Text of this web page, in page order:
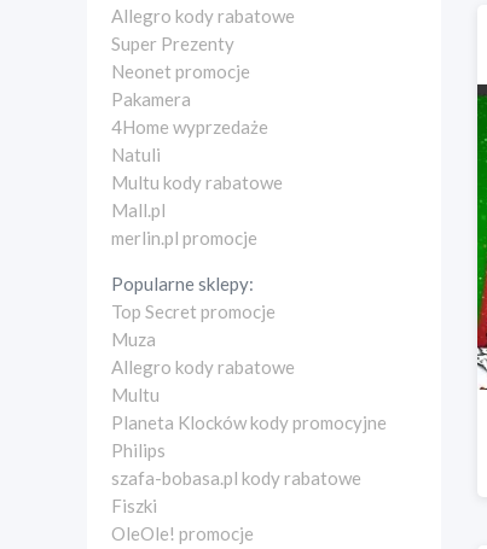
Allegro kody rabatowe
Super Prezenty
Neonet promocje
Pakamera
4Home wyprzedaże
Natuli
Multu kody rabatowe
Mall.pl
merlin.pl promocje
Popularne sklepy:
Top Secret promocje
Muza
Allegro kody rabatowe
Multu
Planeta Klocków kody promocyjne
Philips
szafa-bobasa.pl kody rabatowe
Fiszki
OleOle! promocje